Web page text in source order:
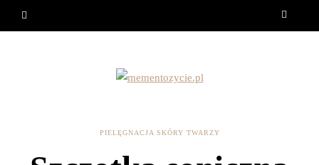
PIELĘGNACJA SKÓRY TWARZY